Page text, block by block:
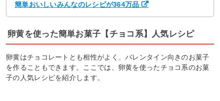
簡単おいしいみんなのレシピが364万品
卵黄を使った簡単お菓子【チョコ系】人気レシピ
卵黄はチョコレートとも相性がよく、バレンタイン向きのお菓子
を作ることもできます。ここでは、卵黄を使ったチョコ系のお菓
子の人気レシピを紹介します。